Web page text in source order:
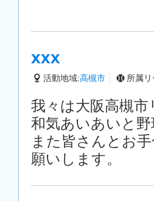
xxx
活動地域:高槻市 所属リ
我々は大阪高槻
和気あいあいと
また皆さんとお
願いします。